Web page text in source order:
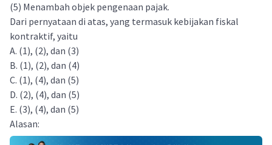
(5) Menambah objek pengenaan pajak.
Dari pernyataan di atas, yang termasuk kebijakan fiskal
kontraktif, yaitu
A. (1), (2), dan (3)
B. (1), (2), dan (4)
C. (1), (4), dan (5)
D. (2), (4), dan (5)
E. (3), (4), dan (5)
Alasan: